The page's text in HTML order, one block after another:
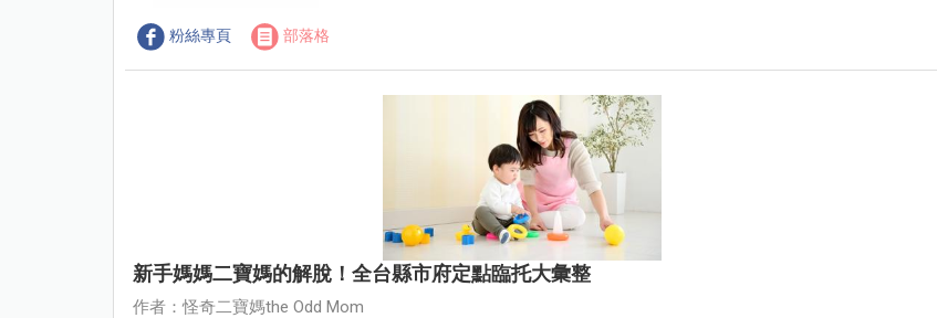
粉絲專頁 部落格
新手媽媽二寶媽的解脫！全台縣市府定點臨托大彙整
作者：怪奇二寶媽the Odd Mom